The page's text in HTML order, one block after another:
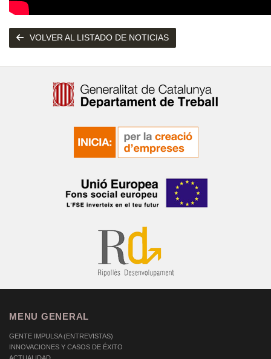
VOLVER AL LISTADO DE NOTICIAS
MENU GENERAL
GENTE IMPULSA (ENTREVISTAS)
INNOVACIONES Y CASOS DE ÉXITO